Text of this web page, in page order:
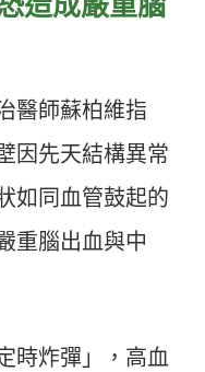
醫師蘇柏維指
因先天結構異常
如同血管鼓起的
重腦出血與中
時炸彈」，高血